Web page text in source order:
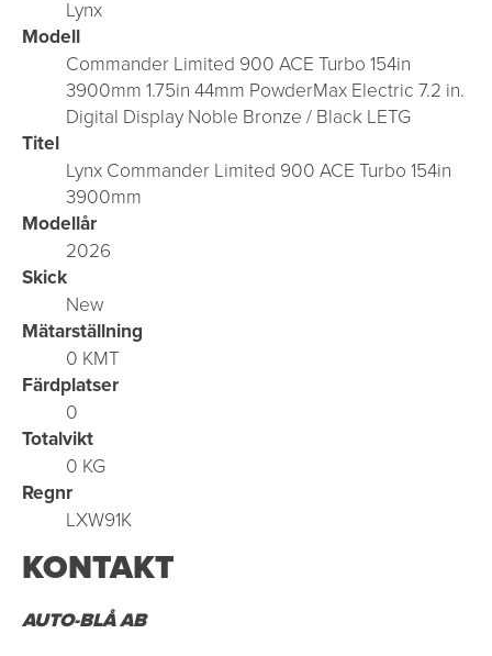
Lynx
Modell
Commander Limited 900 ACE Turbo 154in
3900mm 1.75in 44mm PowderMax Electric 7.2 in.
Digital Display Noble Bronze / Black LETG
Titel
Lynx Commander Limited 900 ACE Turbo 154in
3900mm
Modellår
2026
Skick
New
Mätarställning
0 KMT
Färdplatser
0
Totalvikt
0 KG
Regnr
LXW91K
KONTAKT
AUTO-BLÅ AB